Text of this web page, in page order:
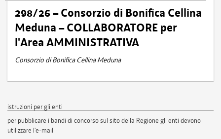
298/26 – Consorzio di Bonifica Cellina
Meduna – COLLABORATORE per
l'Area AMMINISTRATIVA
Consorzio di Bonifica Cellina Meduna
istruzioni per gli enti
per pubblicare i bandi di concorso sul sito della Regione gli enti devono
utilizzare l'e-mail